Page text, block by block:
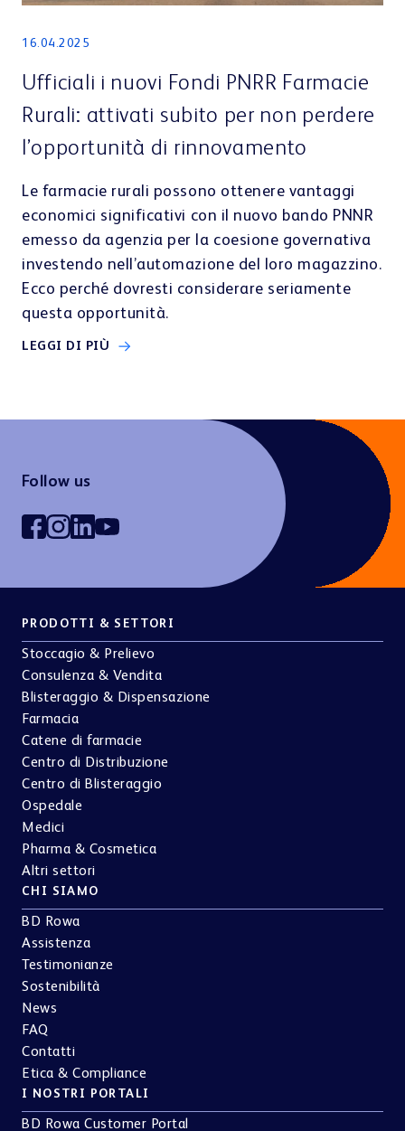
16.04.2025
Ufficiali i nuovi Fondi PNRR Farmacie
Rurali: attivati subito per non perdere
l’opportunità di rinnovamento
Le farmacie rurali possono ottenere vantaggi
economici significativi con il nuovo bando PNNR
emesso da agenzia per la coesione governativa
investendo nell’automazione del loro magazzino.
Ecco perché dovresti considerare seriamente
questa opportunità.
LEGGI DI PIÙ
Follow us
PRODOTTI & SETTORI
Stoccagio & Prelievo
Consulenza & Vendita
Blisteraggio & Dispensazione
Farmacia
Catene di farmacie
Centro di Distribuzione
Centro di Blisteraggio
Ospedale
Medici
Pharma & Cosmetica
Altri settori
CHI SIAMO
BD Rowa
Assistenza
Testimonianze
Sostenibilità
News
FAQ
Contatti
Etica & Compliance
I NOSTRI PORTALI
BD Rowa Customer Portal